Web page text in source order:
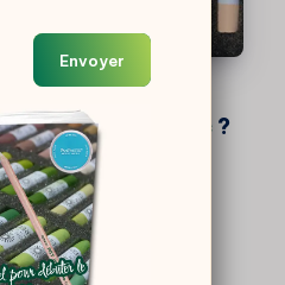
le pastel sec ?
du matériel haut de
des pastels varie
Unison font partie des
les plus chers, mais ils
Envoyer